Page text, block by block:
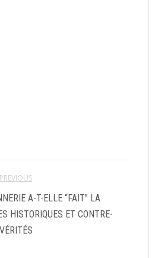
PREVIOUS
A-T-ELLE “FAIT” LA
HISTORIQUES ET CONTRE-
VÉRITÉS